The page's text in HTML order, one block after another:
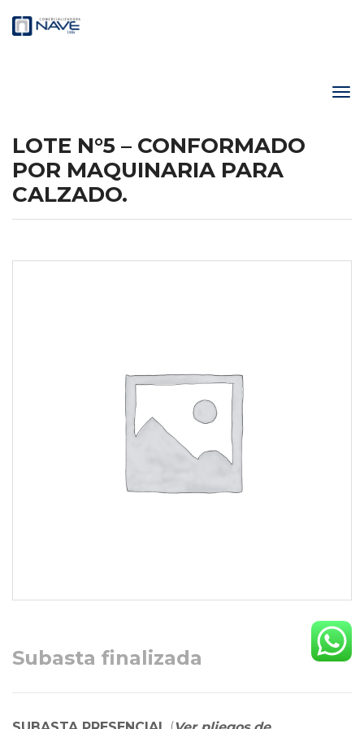
LOTE N°5 – CONFORMADO
POR MAQUINARIA PARA
CALZADO.
Subasta finalizada